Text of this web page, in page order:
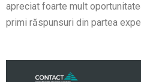
apreciat foarte mult
primi răspunsuri din partea